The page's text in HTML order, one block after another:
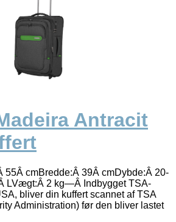
Antracit
55Â cmBredde:Â 39Â cmDybde:Â 20-
LVægt:Â 2 kg—Â Indbygget TSA-
bliver din kuffert scannet af TSA
Administration) før den bliver lastet